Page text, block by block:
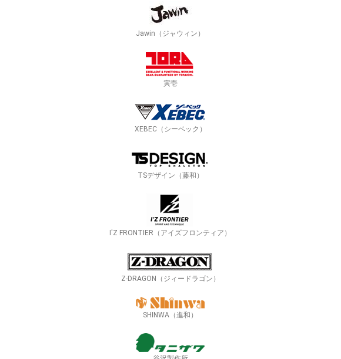
Jawin（ジャウィン）
寅壱
XEBEC（シーベック）
TSデザイン（藤和）
I'Z FRONTIER（アイズフロンティア）
Z-DRAGON（ジィードラゴン）
SHINWA（進和）